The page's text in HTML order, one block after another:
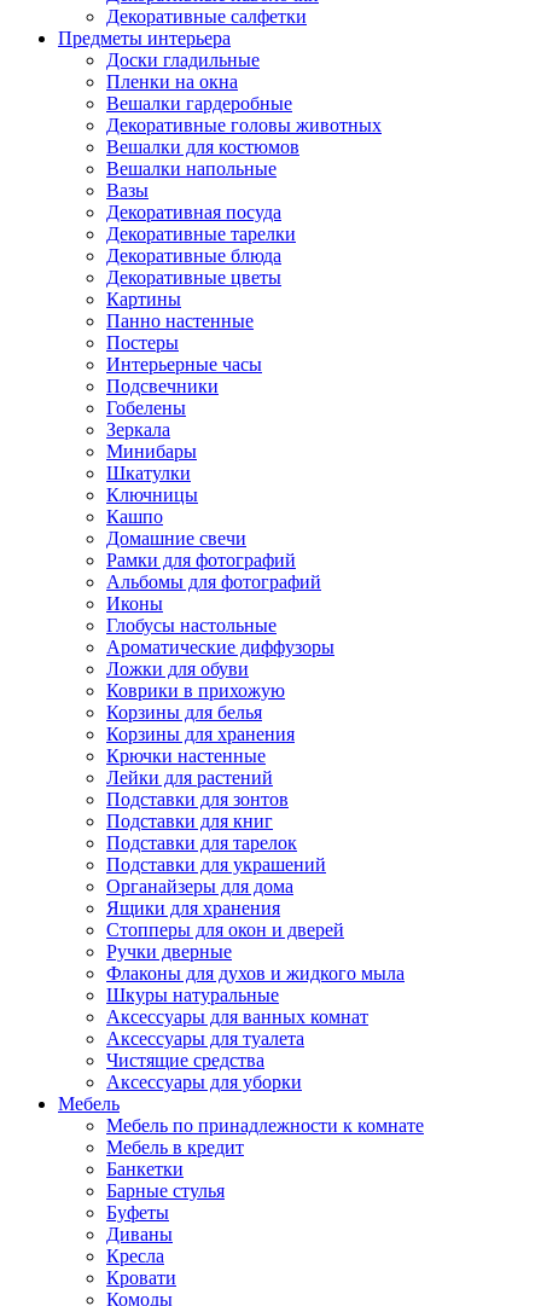
Декоративные салфетки
Предметы интерьера
Доски гладильные
Пленки на окна
Вешалки гардеробные
Декоративные головы животных
Вешалки для костюмов
Вешалки напольные
Вазы
Декоративная посуда
Декоративные тарелки
Декоративные блюда
Декоративные цветы
Картины
Панно настенные
Постеры
Интерьерные часы
Подсвечники
Гобелены
Зеркала
Минибары
Шкатулки
Ключницы
Кашпо
Домашние свечи
Рамки для фотографий
Альбомы для фотографий
Иконы
Глобусы настольные
Ароматические диффузоры
Ложки для обуви
Коврики в прихожую
Корзины для белья
Корзины для хранения
Крючки настенные
Лейки для растений
Подставки для зонтов
Подставки для книг
Подставки для тарелок
Подставки для украшений
Органайзеры для дома
Ящики для хранения
Стопперы для окон и дверей
Ручки дверные
Флаконы для духов и жидкого мыла
Шкуры натуральные
Аксессуары для ванных комнат
Аксессуары для туалета
Чистящие средства
Аксессуары для уборки
Мебель
Мебель по принадлежности к комнате
Мебель в кредит
Банкетки
Барные стулья
Буфеты
Диваны
Кресла
Кровати
Комоды